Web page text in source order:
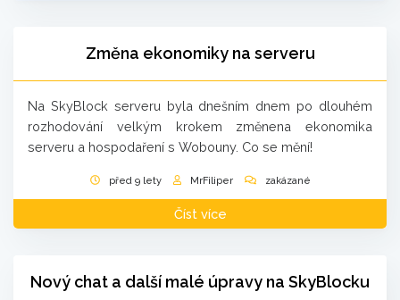
Změna ekonomiky na serveru
Na SkyBlock serveru byla dnešním dnem po dlouhém
rozhodování velkým krokem změnena ekonomika
serveru a hospodaření s Wobouny. Co se mění!
před 9 lety MrFiliper zakázané
Číst více
Nový chat a další malé úpravy na SkyBlocku